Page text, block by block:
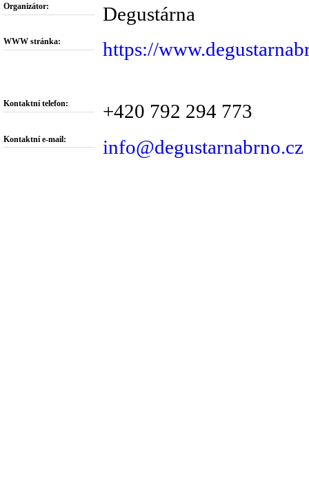
Organizátor: Degustárna
WWW stránka: https://
Kontaktní telefon: +420 792 294 773
Kontaktní e-mail: info@degustarnabrno.cz